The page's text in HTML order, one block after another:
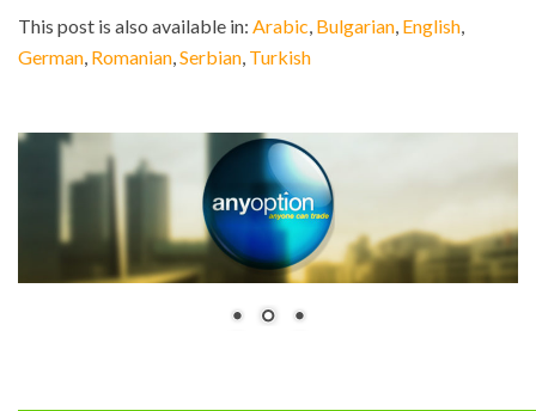
This post is also available in: Arabic Bulgarian English
German Romanian Serbian Turkish